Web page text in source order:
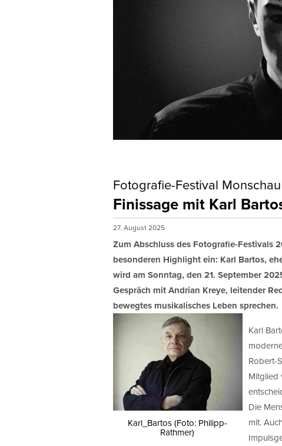
Fotografie-Festival Monschau
Finissage mit Karl
27. August 2025
Zum Abschluss des Fotografie-Festivals
besonderen Highlight ein: Karl Bartos,
wird am Sonntag, den 21. September
Gespräch mit Andrian Kreye, leitender
bewegtes musikalisches Leben sprechen.
Karl_Bartos (Foto: Philipp-
Rathmer)
Karl
Robert-
Mitglied
Die
mit.